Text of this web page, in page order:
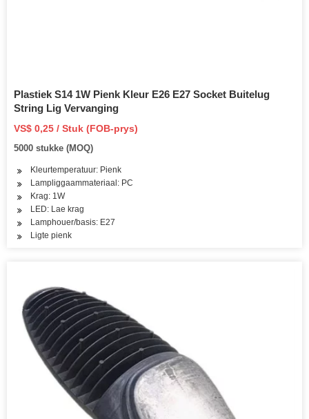
Plastiek S14 1W Pienk Kleur E26 E27 Socket Buitelug
String Lig Vervanging
VS$ 0,25 / Stuk (FOB-prys)
5000 stukke (MOQ)
Kleurtemperatuur: Pienk
Lampliggaammateriaal: PC
Krag: 1W
LED: Lae krag
Lamphouer/basis: E27
Ligte pienk